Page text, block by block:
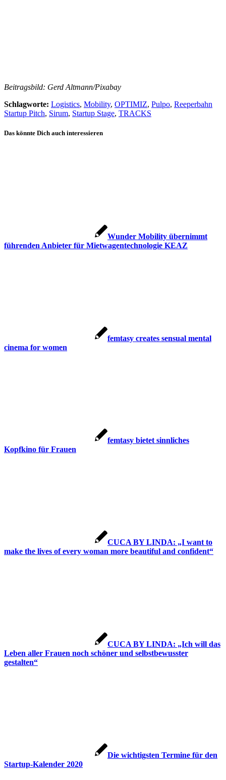
Beitragsbild: Gerd Altmann/Pixabay
Schlagworte: Logistics, Mobility, OPTIMIZ, Pulpo, Reeperbahn
Startup Pitch, Sirum, Startup Stage, TRACKS
Das könnte Dich auch interessieren
Wunder Mobility übernimmt
führenden Anbieter für Mietwagentechnologie KEAZ
femtasy creates sensual mental
cinema for women
femtasy bietet sinnliches
Kopfkino für Frauen
CUCA BY LINDA: „I want to
make the lives of every woman more beautiful and confident“
CUCA BY LINDA: „Ich will das
Leben aller Frauen noch schöner und selbstbewusster
gestalten“
Die wichtigsten Termine für den
Startup-Kalender 2020